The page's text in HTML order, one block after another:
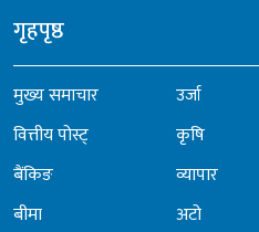
गृहपृष्ठ
मुख्य समाचार
वित्तीय पोस्ट्
बैंकिङ
बीमा
उर्जा
कृषि
व्यापार
अटो